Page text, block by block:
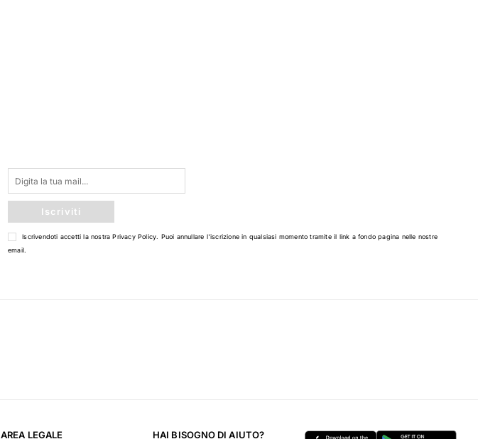
Iscriviti
Iscrivendoti accetti la nostraPrivacy Policy. Puoi annullare l'iscrizione in qualsiasi momento tramite il link a fondo pagina nelle nostre
email.
AREA LEGALE HAI BISOGNO DI AIUTO?